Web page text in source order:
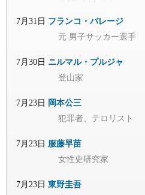
7月31日 フランコ・バレージ
元 男子サッカー選手
7月30日 ニルマル・プルジャ
登山家
7月23日 岡本公三
犯罪者、テロリスト
7月23日 服藤早苗
女性史研究家
7月23日 東野圭吾